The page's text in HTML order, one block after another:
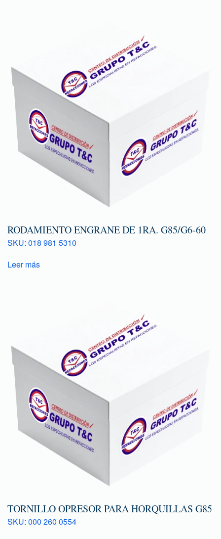
RODAMIENTO ENGRANE DE 1RA. G85/G6-60
SKU: 018 981 5310
Leer más
TORNILLO OPRESOR PARA HORQUILLAS G85
SKU: 000 260 0554